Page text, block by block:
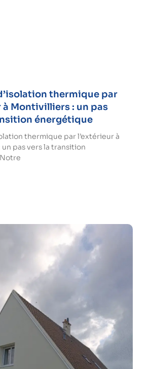
thermique par
à Montivilliers : un pas
énergétique
thermique par l’extérieur à
pas vers la transition